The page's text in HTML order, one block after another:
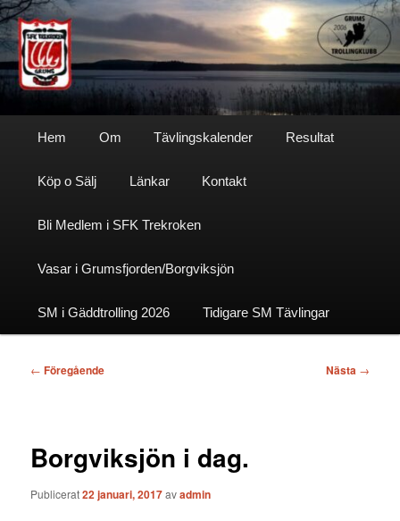
Hoppa
till
primärt
innehållSfktrekroken
Hem Om Tävlingskalender Resultat
Köp o Sälj Länkar Kontakt
Bli Medlem i SFK Trekroken
Vasar i Grumsfjorden/Borgviksjön
SM i Gäddtrolling 2026 Tidigare SM Tävlingar
Inläggsnavigering
← Föregående Nästa →
Borgviksjön i dag.
Publicerat22 januari, 2017avadmin